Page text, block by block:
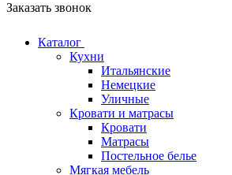
Заказать звонок
Каталог
Кухни
Итальянские
Немецкие
Уличные
Кровати и матрасы
Кровати
Матрасы
Постельное белье
Мягкая мебель